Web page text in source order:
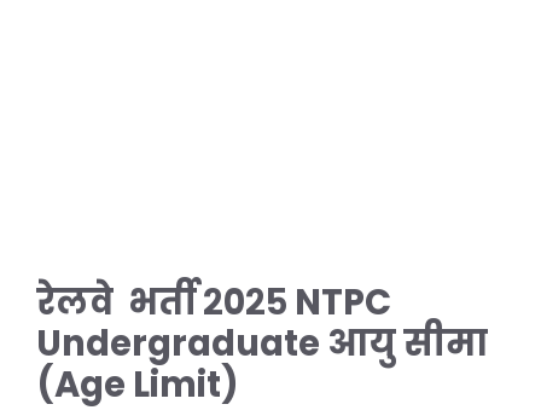
रेलवे भर्ती २०२५ NTPC
Undergraduate आयु सीमा
(Age Limit)